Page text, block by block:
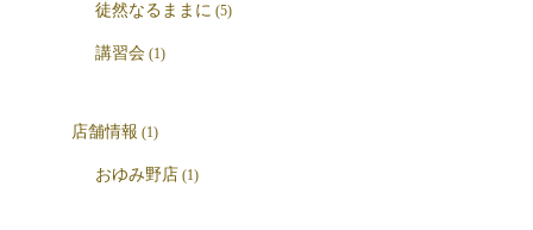
徒然なるままに (5)
講習会 (1)
店舗情報 (1)
おゆみ野店 (1)